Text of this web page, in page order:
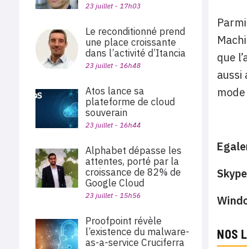
que
aussi
NOS
23 juillet - 17h03
Le reconditionné prend
une place croissante
dans l’activité d’Itancia
23 juillet - 16h48
Atos lance sa
plateforme de cloud
souverain
23 juillet - 16h44
Alphabet dépasse les
attentes, porté par la
croissance de 82% de
Google Cloud
23 juillet - 15h56
Proofpoint révèle
l’existence du malware-
as-a-service Cruciferra